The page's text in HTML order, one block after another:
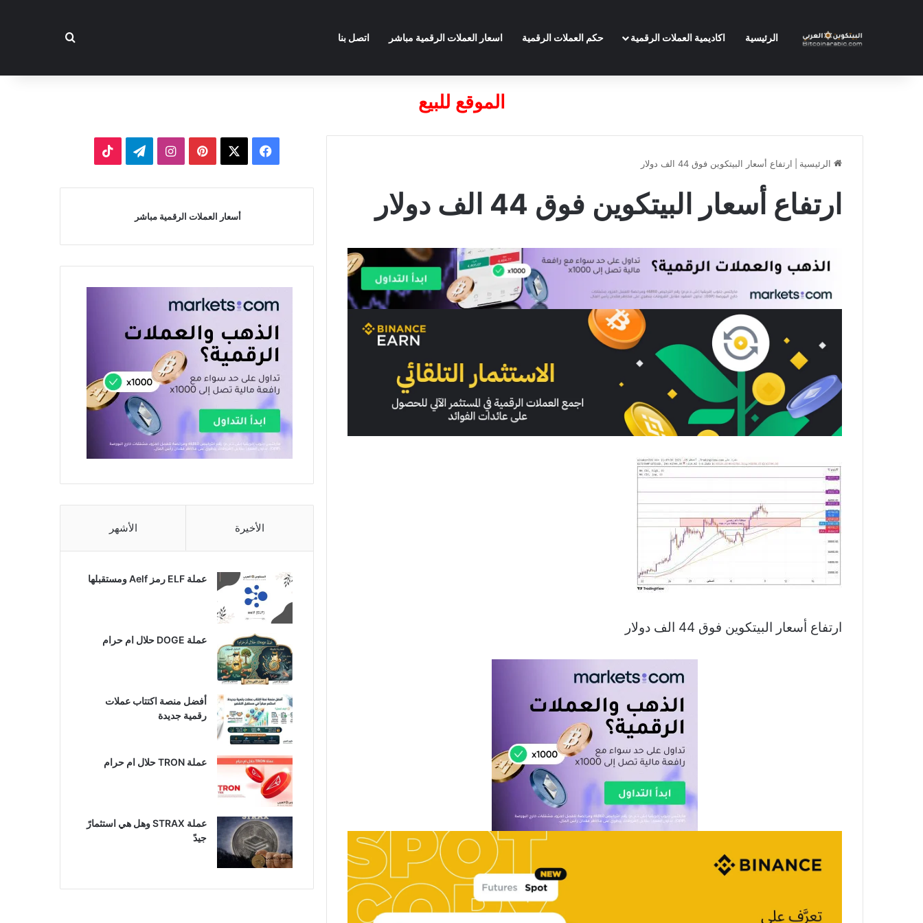
الرئيسية اكاديمية العملات الرقمية حكم العملات الرقمية اسعار العملات الرقمية مباشر اتصل بنا بحث عن
الموقع للبيع
الرئيسية ارتفاع أسعار البيتكوين فوق 44 الف دولار
ارتفاع أسعار البيتكوين فوق 44 الف دولار
ارتفاع أسعار البيتكوين فوق 44 الف دولار
فيسبوك بينتيريستانستقرامتيلقرام
أسعار العملات الرقمية مباشر
الأخيرة الأشهر
عملة ELF رمز Aelf ومستقبلها
عملة DOGE حلال ام حرام
أفضل منصة اكتتاب عملات
رقمية جديدة
عملة TRON حلال ام حرام​
عملة STRAX وهل هي استثمارً
جيدً